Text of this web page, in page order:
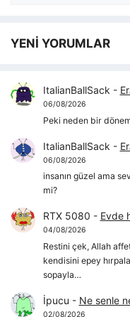
YENİ YORUMLAR
ItalianBallSack -
06/08/2026
Peki neden bir
ItalianBallSack -
06/08/2026
insanın güzel ama
mi?
RTX 5080 - Evde
04/08/2026
Restini çek, Allah
kendisini epey
sopayla…
İpucu - Ne senle
02/08/2026